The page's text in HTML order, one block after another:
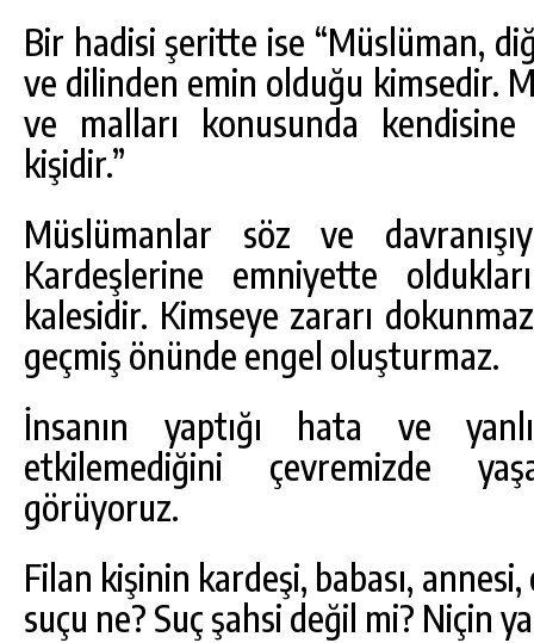
Bir hadisi şeritte ise “Müslüman,
ve dilinden emin olduğu kimsedir.
ve malları konusunda
kişidir.”
Müslümanlar söz ve
Kardeşlerine emniyette
kalesidir. Kimseye zararı
geçmiş önünde engel oluşturmaz.
İnsanın yaptığı hata ve
etkilemediğini çevremizde
görüyoruz.
Filan kişinin kardeşi, babası,
suçu ne? Suç şahsi değil mi? Niçin